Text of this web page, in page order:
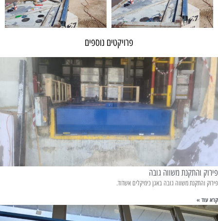
פרויקטים נוספים
פירוק והתקנת משווה גובה
פירוק והתקנת משווה גובה באגן כימיקלים אשדוד.
קרא עוד »